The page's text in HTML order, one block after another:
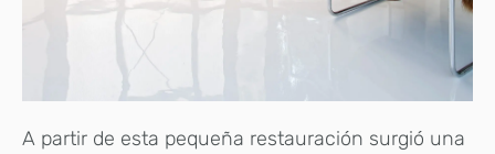
A partir de esta pequeña restauración surgió una